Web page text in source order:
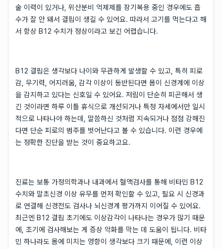
술 이력이 있거나, 위산분비 억제제를 장기복용 중인 경우에도 흡
수가 잘 안 돼서 결핍이 생길 수 있어요. 따라서 고기를 먹는다고 해
서 항상 B12 수치가 정상이라고 보긴 어렵습니다.
B12 결핍은 생각보다 나이와 무관하게 발생할 수 있고, 특히 피로
감, 무기력, 어지러움, 감각 이상이 동반된다면 몸이 신경계에 이상
을 감지하고 있다는 신호일 수 있어요. 저림이 단순히 피곤해서 생
긴 것이라면 하루 이틀 휴식으로 개선되거나 특정 자세에서만 일시
적으로 나타나야 하는데, 말씀하신 것처럼 지속되거나 점점 강해진
다면 단순 피로의 범주를 벗어난다고 볼 수 있습니다. 이런 경우에
는 정확한 진단을 받는 것이 중요하고요.
진료는 보통 가정의학과나 내과에서 혈액검사를 통해 비타민 B12
수치와 말초신경 이상 유무를 먼저 확인할 수 있고, 필요 시 신경과
로 연결해 신경전도 검사나 뇌신경계 평가까지 이어질 수 있어요.
최근엔 B12 결핍 초기에도 이상감각이 나타나는 경우가 많기 때문
에, 조기에 검사해보는 게 증상 악화를 막는 데 도움이 됩니다. 비타
민 하나라도 몸에 미치는 영향이 생각보다 크기 때문에, 이런 이상